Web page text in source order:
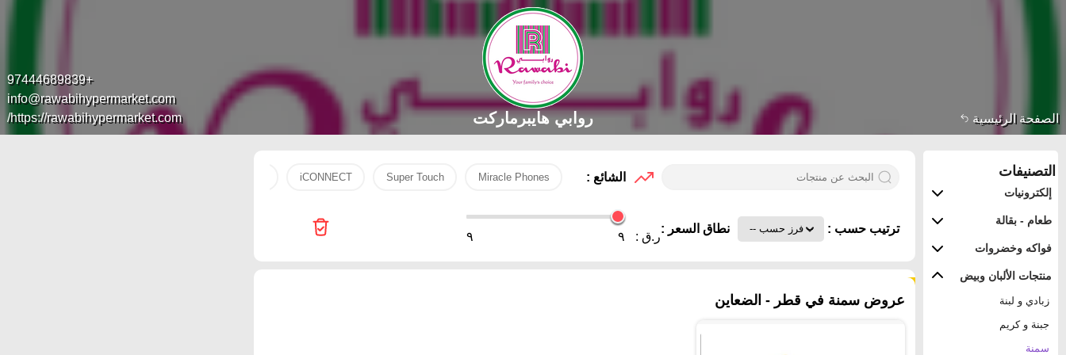
الصفحة الرئيسية
+97444689839
info@rawabihypermarket.com
https://rawabihypermarket.com/
روابي هايبرماركت
التصنيفات
إلكترونيات
طعام - بقالة
فواكه وخضروات
منتجات الألبان وبيض
زبادي و لبنة
جبنة و كريم
سمنة
الشائع : Miracle Phones
Super Touch
iCONNECT
ترتيب حسب : نطاق السعر :
ر.ق : ٩ ٩
عروض سمنة في قطر - الضعاين